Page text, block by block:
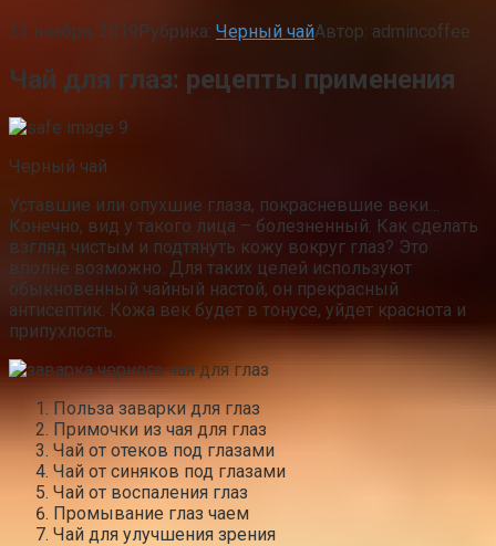
23 ноября, 2019Рубрика: Черный чайАвтор: admincoffee
Чай для глаз: рецепты применения
Черный чай
Уставшие или опухшие глаза, покрасневшие веки…
Конечно, вид у такого лица – болезненный. Как сделать
взгляд чистым и подтянуть кожу вокруг глаз? Это
вполне возможно. Для таких целей используют
обыкновенный чайный настой, он прекрасный
антисептик. Кожа век будет в тонусе, уйдет краснота и
припухлость.
Польза заварки для глаз
Примочки из чая для глаз
Чай от отеков под глазами
Чай от синяков под глазами
Чай от воспаления глаз
Промывание глаз чаем
Чай для улучшения зрения